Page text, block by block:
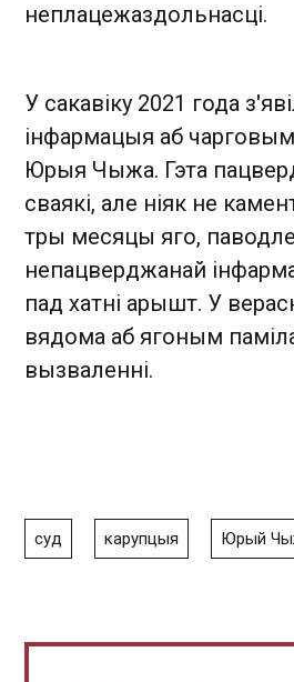
неплацежаздольнасці.
У сакавіку 2021 года
інфармацыя аб
Юрыя Чыжа. Гэта
сваякі, але ніяк не
тры месяцы яго, паводле
непацверджанай
пад хатні арышт. У
вядома аб ягоным
вызваленні.
суд карупцыя Юрый